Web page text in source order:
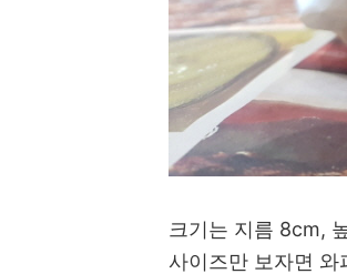
크기는 지름 8cm,
사이즈만 보자면